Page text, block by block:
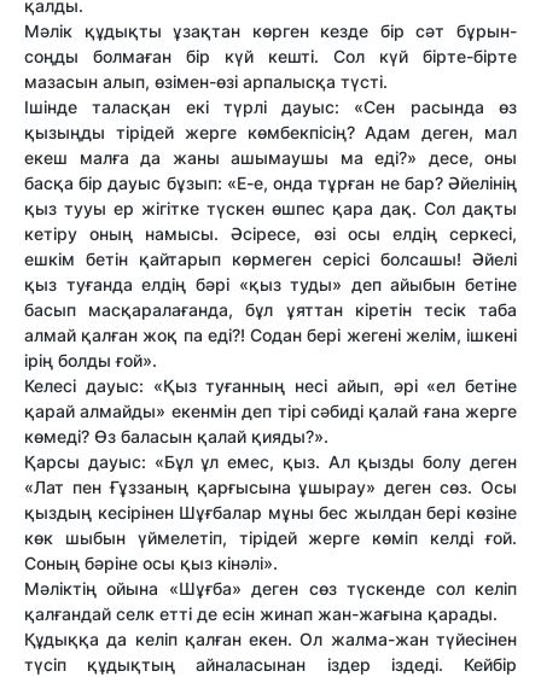
қалды.
Мәлік құдықты ұзақтан көрген кезде бір сәт бұрын-
соңды болмаған бір күй кешті. Сол күй бірте-бірте
мазасын алып, өзімен-өзі арпалысқа түсті.
Ішінде таласқан екі түрлі дауыс: «Сен расында өз
қызыңды тірідей жерге көмбекпісің? Адам деген, мал
екеш малға да жаны ашымаушы ма еді?» десе, оны
басқа бір дауыс бұзып: «Е-е, онда тұрған не бар? Әйелінің
қыз тууы ер жігітке түскен өшпес қара дақ. Сол дақты
кетіру оның намысы. Әсіресе, өзі осы елдің серкесі,
ешкім бетін қайтарып көрмеген серісі болсашы! Әйелі
қыз туғанда елдің бәрі «қыз туды» деп айыбын бетіне
басып масқаралағанда, бұл ұяттан кіретін тесік таба
алмай қалған жоқ па еді?! Содан бері жегені желім, ішкені
ірің болды ғой».
Келесі дауыс: «Қыз туғанның несі айып, әрі «ел бетіне
қарай алмайды» екенмін деп тірі сәбиді қалай ғана жерге
көмеді? Өз баласын қалай қияды?».
Қарсы дауыс: «Бұл ұл емес, қыз. Ал қызды болу деген
«Лат пен Ғұззаның қарғысына ұшырау» деген сөз. Осы
қыздың кесірінен Шұғбалар мұны бес жылдан бері көзіне
көк шыбын үймелетіп, тірідей жерге көміп келді ғой.
Соның бәріне осы қыз кінәлі».
Мәліктің ойына «Шұғба» деген сөз түскенде сол келіп
қалғандай селк етті де есін жинап жан-жағына қарады.
Құдыққа да келіп қалған екен. Ол жалма-жан түйесінен
түсіп құдықтың айналасынан іздер іздеді. Кейбір